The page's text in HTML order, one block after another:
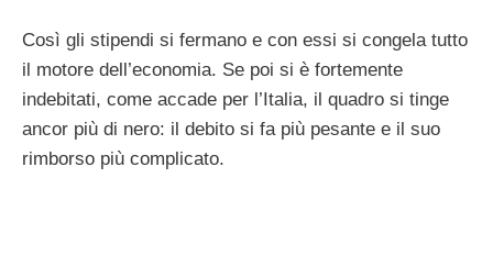
Così gli stipendi si fermano e con essi si congela tutto
il motore dell’economia. Se poi si è fortemente
indebitati, come accade per l’Italia, il quadro si tinge
ancor più di nero: il debito si fa più pesante e il suo
rimborso più complicato.